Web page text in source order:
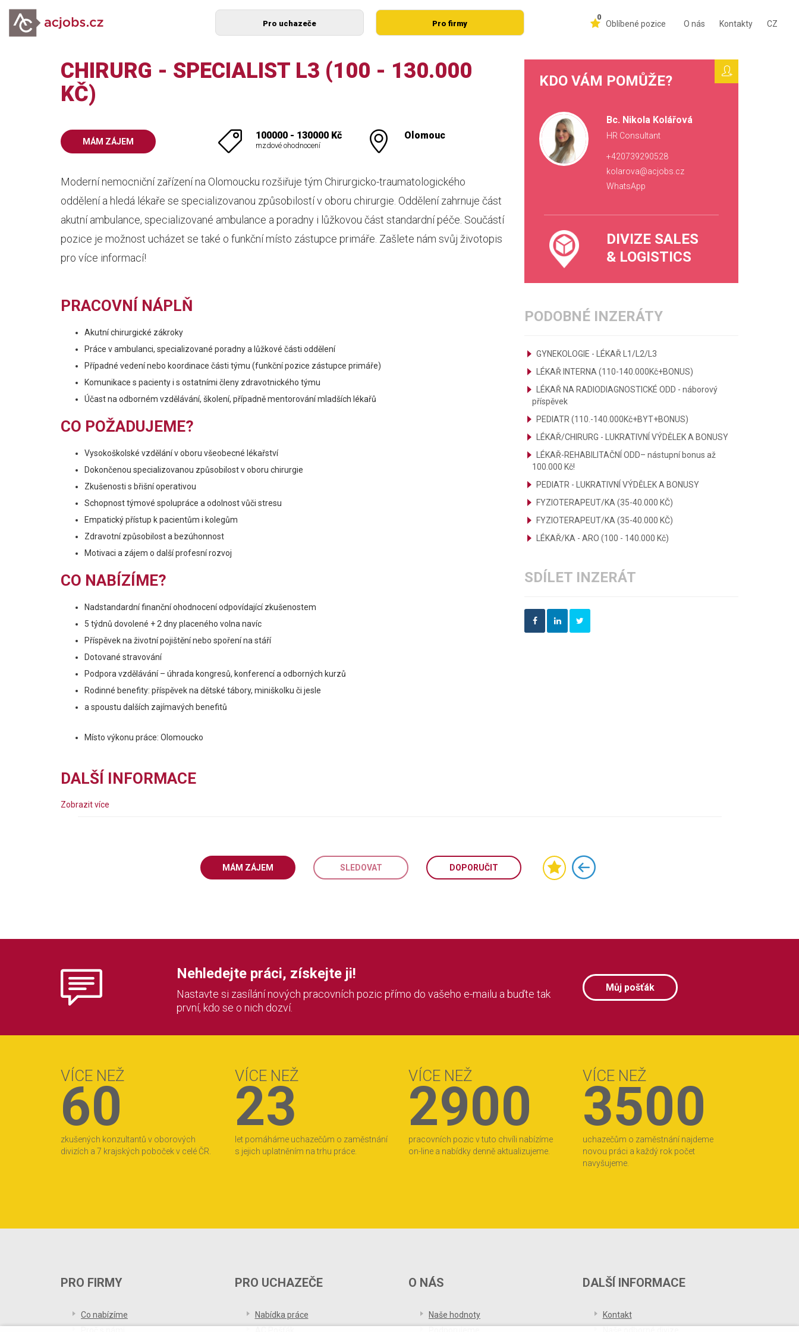
Pro uchazeče Pro firmy
0
Oblíbené pozice O nás Kontakty CZ
CHIRURG - SPECIALIST L3 (100 - 130.000
KČ)
MÁM ZÁJEM
100000 - 130000 Kč
mzdové ohodnocení
Olomouc
Moderní nemocniční zařízení na Olomoucku rozšiřuje tým Chirurgicko-traumatologického
oddělení a hledá lékaře se specializovanou způsobilostí v oboru chirurgie. Oddělení zahrnuje část
akutní ambulance, specializované ambulance a poradny i lůžkovou část standardní péče. Součástí
pozice je možnost ucházet se také o funkční místo zástupce primáře. Zašlete nám svůj životopis
pro více informací!
PRACOVNÍ NÁPLŇ
Akutní chirurgické zákroky
Práce v ambulanci, specializované poradny a lůžkové části oddělení
Případné vedení nebo koordinace části týmu (funkční pozice zástupce primáře)
Komunikace s pacienty i s ostatními členy zdravotnického týmu
Účast na odborném vzdělávání, školení, případně mentorování mladších lékařů
CO POŽADUJEME?
Vysokoškolské vzdělání v oboru všeobecné lékařství
Dokončenou specializovanou způsobilost v oboru chirurgie
Zkušenosti s břišní operativou
Schopnost týmové spolupráce a odolnost vůči stresu
Empatický přístup k pacientům i kolegům
Zdravotní způsobilost a bezúhonnost
Motivaci a zájem o další profesní rozvoj
CO NABÍZÍME?
Nadstandardní finanční ohodnocení odpovídající zkušenostem
5 týdnů dovolené + 2 dny placeného volna navíc
Příspěvek na životní pojištění nebo spoření na stáří
Dotované stravování
Podpora vzdělávání – úhrada kongresů, konferencí a odborných kurzů
Rodinné benefity: příspěvek na dětské tábory, miniškolku či jesle
a spoustu dalších zajímavých benefitů
Místo výkonu práce: Olomoucko
DALŠÍ INFORMACE
Zobrazit více
KDO VÁM POMŮŽE?
Bc. Nikola Kolářová
HR Consultant
+420739290528
kolarova@acjobs.cz
WhatsApp
DIVIZE SALES
& LOGISTICS
PODOBNÉ INZERÁTY
GYNEKOLOGIE - LÉKAŘ L1/L2/L3
LÉKAŘ INTERNA (110-140.000Kč+BONUS)
LÉKAŘ NA RADIODIAGNOSTICKÉ ODD - náborový
příspěvek
PEDIATR (110.-140.000Kč+BYT+BONUS)
LÉKAŘ/CHIRURG - LUKRATIVNÍ VÝDĚLEK A BONUSY
LÉKAŘ-REHABILITAČNÍ ODD– nástupní bonus až
100.000 Kč!
PEDIATR - LUKRATIVNÍ VÝDĚLEK A BONUSY
FYZIOTERAPEUT/KA (35-40.000 KČ)
FYZIOTERAPEUT/KA (35-40.000 KČ)
LÉKAŘ/KA - ARO (100 - 140.000 Kč)
SDÍLET INZERÁT
MÁM ZÁJEM SLEDOVAT DOPORUČIT
Nehledejte práci, získejte ji!
Nastavte si zasílání nových pracovních pozic přímo do vašeho e-mailu a buďte tak
první, kdo se o nich dozví.
Můj pošťák
VÍCE NEŽ
60
zkušených konzultantů v oborových
divizích a 7 krajských poboček v celé ČR.
VÍCE NEŽ
23
let pomáháme uchazečům o zaměstnání
s jejich uplatněním na trhu práce.
VÍCE NEŽ
2900
pracovních pozic v tuto chvíli nabízíme
on-line a nabídky denně aktualizujeme.
VÍCE NEŽ
3500
uchazečům o zaměstnání najdeme
novou práci a každý rok počet
navyšujeme.
PRO FIRMY
Co nabízíme
PRO UCHAZEČE
Nabídka práce
O NÁS
Naše hodnoty
DALŠÍ INFORMACE
Kontakt